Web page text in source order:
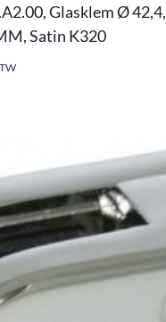
Glasklem Ø 42,4,
Satin K320